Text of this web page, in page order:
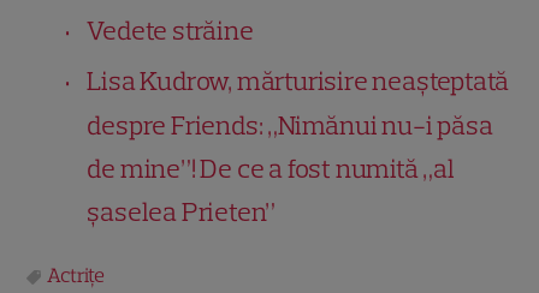
Vedete străine
Lisa Kudrow, mărturisire neașteptată
despre Friends: „Nimănui nu-i păsa
de mine”! De ce a fost numită „al
șaselea Prieten”
Actrițe